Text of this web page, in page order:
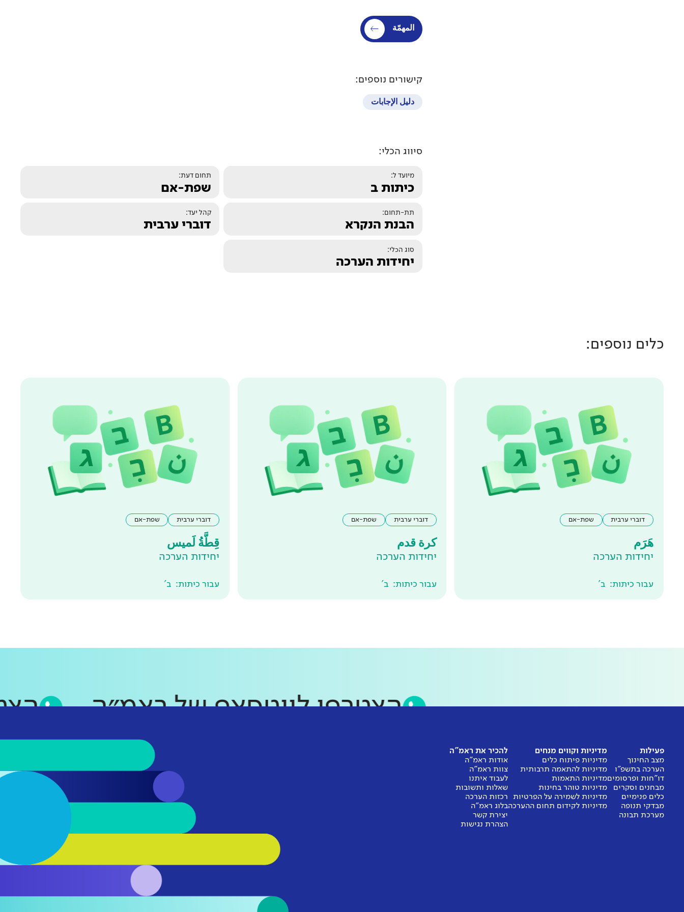
المهمّة
קישורים נוספים:
دليل الإجابات
סיווג הכלי:
מיועד ל:
כיתות ב
תחום דעת:
שפת-אם
תת-תחום:
הבנת הנקרא
קהל יעד:
דוברי ערבית
סוג הכלי:
יחידות הערכה
כלים נוספים:
דוברי ערבית שפת-אם
هَرَم
יחידות הערכה
עבור כיתות: ב'
דוברי ערבית שפת-אם
كرة قدم
יחידות הערכה
עבור כיתות: ב'
דוברי ערבית שפת-אם
قِطَّةُ لَميس
יחידות הערכה
עבור כיתות: ב'
הצטרפו לווטסאפ של ראמ״ה
פעילות
מצב החינוך
הערכה בתשפ"ו
דו"חות ופרסומים
מבחנים וסקרים
כלים פנימיים
מבדקי תנופה
מערכת תבונה
מדיניות וקווים מנחים
מדיניות פיתוח כלים
מדיניות להתאמה תרבותית
מדיניות התאמות
מדיניות טוהר בחינות
מדיניות לשמירה על הפרטיות
מדיניות לקידום תחום ההערכה
להכיר את ראמ"ה
אודות ראמ"ה
צוות ראמ"ה
לעבוד איתנו
שאלות ותשובות
רכזות הערכה
בלוג ראמ"ה
יצירת קשר
הצהרת נגישות